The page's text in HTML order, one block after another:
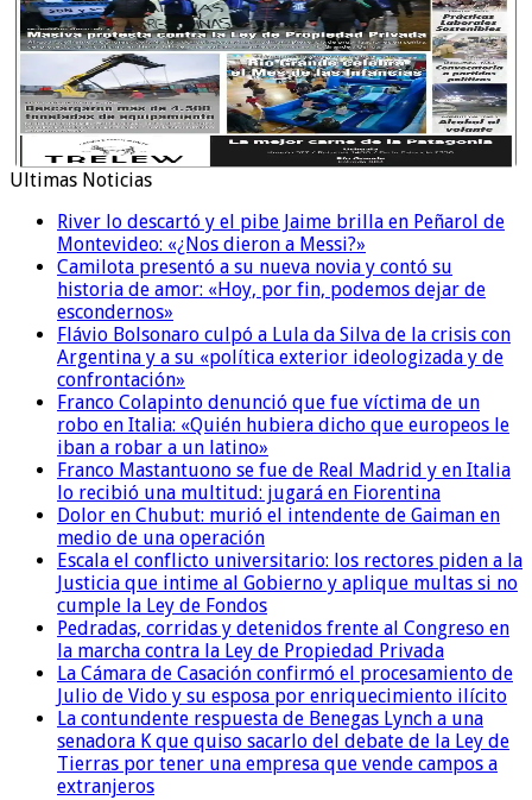
Ultimas Noticias
River lo descartó y el pibe Jaime brilla en Peñarol de
Montevideo: «¿Nos dieron a Messi?»
Camilota presentó a su nueva novia y contó su
historia de amor: «Hoy, por fin, podemos dejar de
escondernos»
Flávio Bolsonaro culpó a Lula da Silva de la crisis con
Argentina y a su «política exterior ideologizada y de
confrontación»
Franco Colapinto denunció que fue víctima de un
robo en Italia: «Quién hubiera dicho que europeos le
iban a robar a un latino»
Franco Mastantuono se fue de Real Madrid y en Italia
lo recibió una multitud: jugará en Fiorentina
Dolor en Chubut: murió el intendente de Gaiman en
medio de una operación
Escala el conflicto universitario: los rectores piden a la
Justicia que intime al Gobierno y aplique multas si no
cumple la Ley de Fondos
Pedradas, corridas y detenidos frente al Congreso en
la marcha contra la Ley de Propiedad Privada
La Cámara de Casación confirmó el procesamiento de
Julio de Vido y su esposa por enriquecimiento ilícito
La contundente respuesta de Benegas Lynch a una
senadora K que quiso sacarlo del debate de la Ley de
Tierras por tener una empresa que vende campos a
extranjeros